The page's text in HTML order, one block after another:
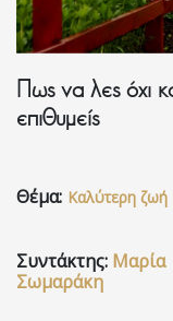
Υπηρεσίες
Podcasts
Blog
Επικοινωνία
Πως να λες όχι
επιθυμείς
Θέμα: Καλύτερη ζωή
Συντάκτης: Μαρία
Σωμαράκη